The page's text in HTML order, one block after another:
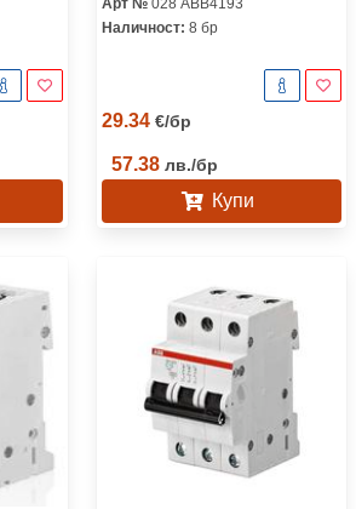
Арт № 028 ABB4193
Наличност: 8 бр
29.34 €/бр
57.38 лв./бр
Купи